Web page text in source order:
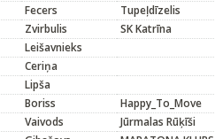
Fecers
Tupeļdīzelis
Zvirbulis
SK Katrīna
Leišavnieks
Ceriņa
Lipša
Boriss
Happy_To_Move
Vaivods
Jūrmalas Rūķīši